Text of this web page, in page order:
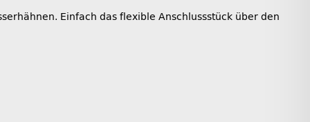
Einfach das flexible Anschlussstück über den